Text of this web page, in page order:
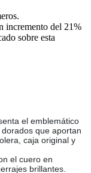
incremento del 21%
sobre esta
el emblemático
que aportan
caja original y
el cuero en
brillantes.